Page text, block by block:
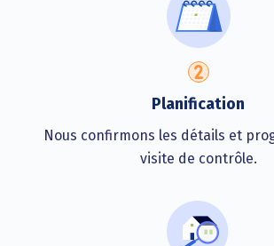
Planification
Nous confirmons les détails et
visite de contrôle.